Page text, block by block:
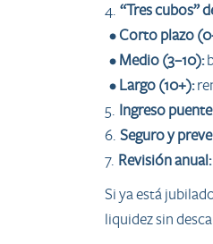
4. “Tres cubos”
•Corto plazo
•Medio (3–10):
•Largo (10+):
5. Ingreso
6. Seguro y
7. Revisión anual:
Si ya está
liquidez sin